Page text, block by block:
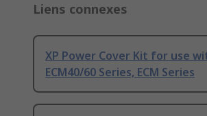
Liens connexes
XP Power Cover Kit for use
ECM40/60 Series, ECM Series